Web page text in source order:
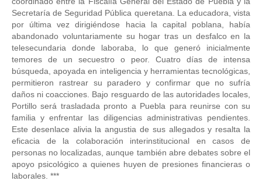
Secretaría de Seguridad Pública queretana. La educadora, vista
por última vez dirigiéndose hacia la capital poblana, había
abandonado voluntariamente su hogar tras un desfalco en la
telesecundaria donde laboraba, lo que generó inicialmente
temores de un secuestro o peor. Cuatro días de intensa
búsqueda, apoyada en inteligencia y herramientas tecnológicas,
permitieron rastrear su paradero y confirmar que no sufría
daños ni coacciones. Bajo resguardo de las autoridades locales,
Portillo será trasladada pronto a Puebla para reunirse con su
familia y enfrentar las diligencias administrativas pendientes.
Este desenlace alivia la angustia de sus allegados y resalta la
eficacia de la colaboración interinstitucional en casos de
personas no localizadas, aunque también abre debates sobre el
apoyo psicológico a quienes huyen de presiones financieras o
laborales. ***